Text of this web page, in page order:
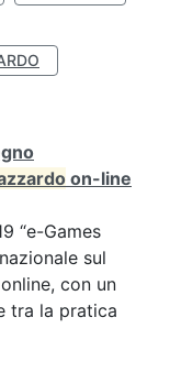
on-line
“e-Games
sul
con un
tra la pratica